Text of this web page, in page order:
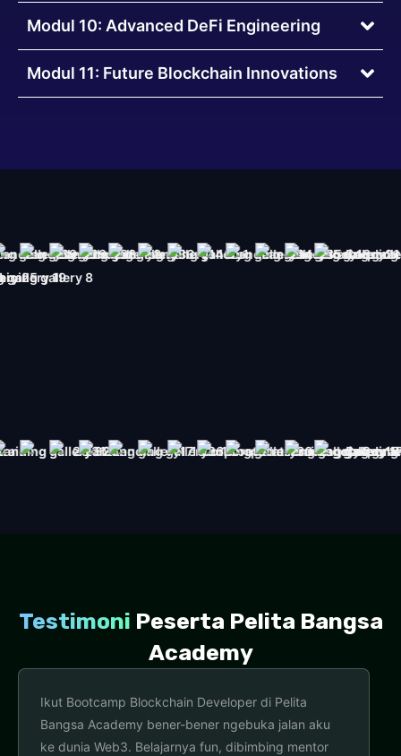
Modul 10: Advanced DeFi Engineering
Modul 11: Future Blockchain Innovations
Testimoni Peserta Pelita Bangsa
Academy
Saya tidak akan pernah melupakan jasa Pelita
Bangsa Academy yang telah membimbing saya
sebagai Web3 Developer dari 0 hingga sekarang